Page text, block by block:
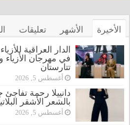
الأخيرة الأشهر تعليقات
الدار العراقية
في مهرجان الأزياء
تتارستان
أغسطس 5, 2026
دانييلا رحمة تفاجئ
بالشعر الأشقر
أغسطس 5, 2026